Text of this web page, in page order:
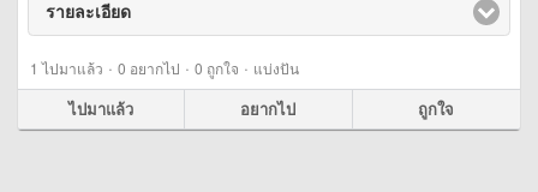
รายละเอียด
1 ไปมาแล้ว · 0 อยากไป · 0 ถูกใจ · แบ่งปัน
ไปมาแล้ว อยากไป ถูกใจ